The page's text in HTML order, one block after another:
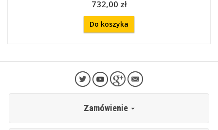
732,00 zł
Do koszyka
Zamówienie